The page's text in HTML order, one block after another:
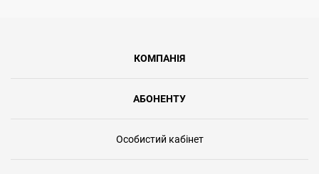
КОМПАНІЯ
АБОНЕНТУ
Особистий кабінет